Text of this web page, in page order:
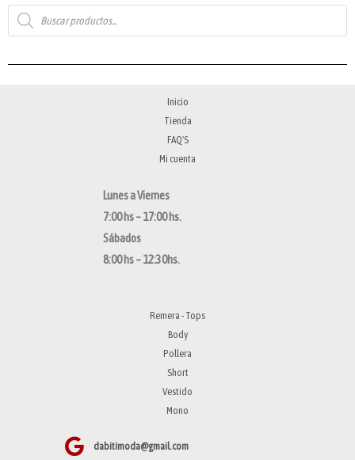
Búsqueda
de
productos
Inicio
Tienda
FAQ'S
Mi cuenta
Lunes a Viernes
7:00 hs – 17:00 hs.
Sábados
8:00 hs – 12:30hs.
Remera - Tops
Body
Pollera
Short
Vestido
Mono
dabitimoda@gmail.com